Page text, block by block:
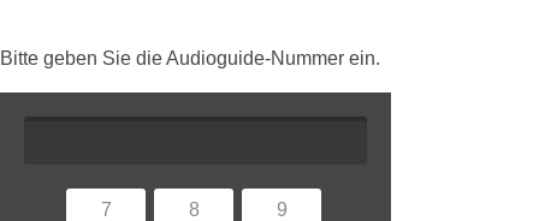
Bitte geben Sie die Audioguide-Nummer ein.
7 8 9